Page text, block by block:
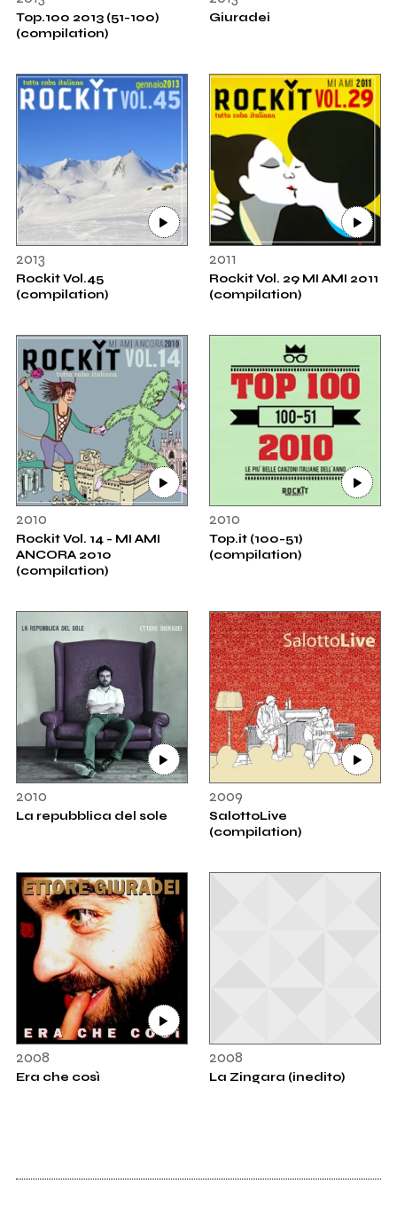
Top.100 2013 (51-100)
(compilation)
Giuradei
2013
Rockit Vol.45
(compilation)
2011
Rockit Vol. 29 MI AMI 2011
(compilation)
2010
Rockit Vol. 14 - MI AMI
ANCORA 2010
(compilation)
2010
Top.it (100-51)
(compilation)
2010
La repubblica del sole
2009
SalottoLive
(compilation)
2008
Era che così
2008
La Zingara (inedito)